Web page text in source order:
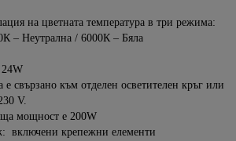
на цветната температура в три режима:
– Неутрална / 6000К – Бяла
е свързано към отделен осветителен кръг или
V.
мощност е 200W
включени крепежни елементи